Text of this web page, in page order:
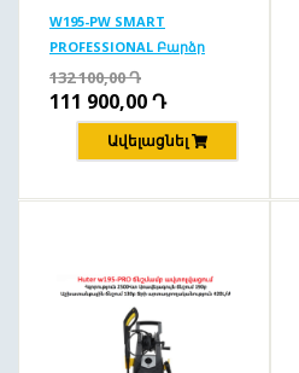
W195-PW SMART
PROFESSIONAL Բարձր
ճնշման ավտոլվացում
195բ/2500վտ
132 100,00Դ
111 900,00Դ
Ավելացնել